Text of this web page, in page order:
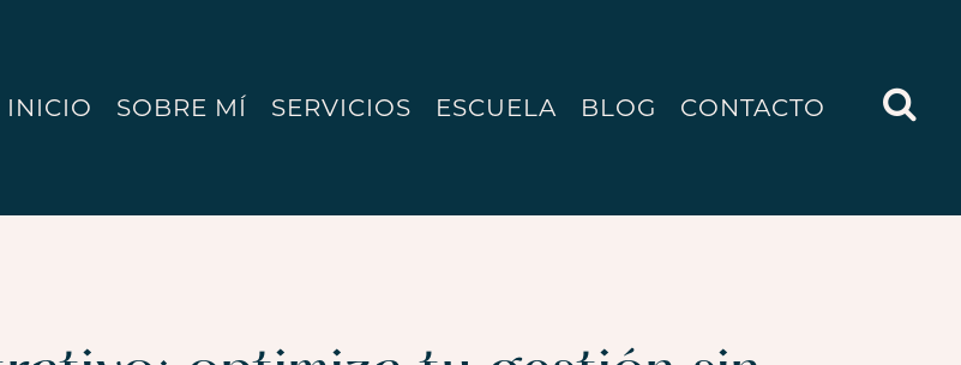
INICIO SOBRE MÍ SERVICIOS ESCUELA BLOG CONTACTO